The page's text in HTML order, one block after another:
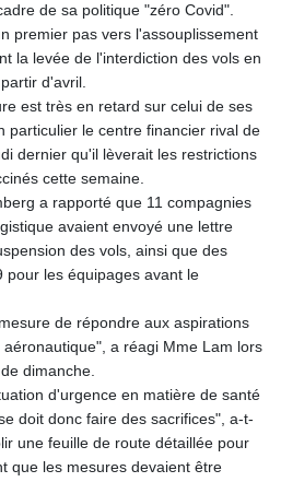
de sa politique "zéro Covid".
premier pas vers l'assouplissement
la levée de l'interdiction des vols en
d'avril.
est très en retard sur celui de ses
particulier le centre financier rival de
dernier qu'il lèverait les restrictions
cette semaine.
a rapporté que 11 compagnies
avaient envoyé une lettre
des vols, ainsi que des
pour les équipages avant le
de répondre aux aspirations
a réagi Mme Lam lors
dimanche.
d'urgence en matière de santé
doit donc faire des sacrifices", a-t-
une feuille de route détaillée pour
que les mesures devaient être